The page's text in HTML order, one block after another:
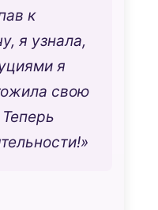
к
я узнала,
я
свою